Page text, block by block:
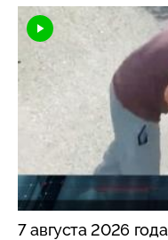
7 августа 2026 года